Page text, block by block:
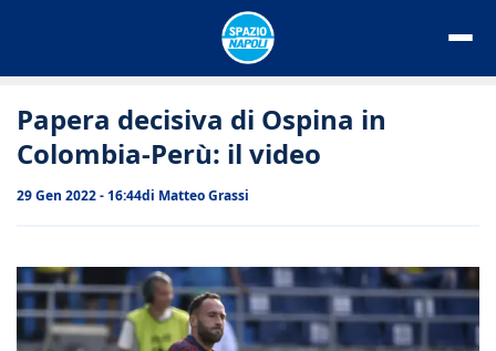
Papera decisiva di Ospina in
Colombia-Perù: il video
29 Gen 2022 - 16:44di Matteo Grassi